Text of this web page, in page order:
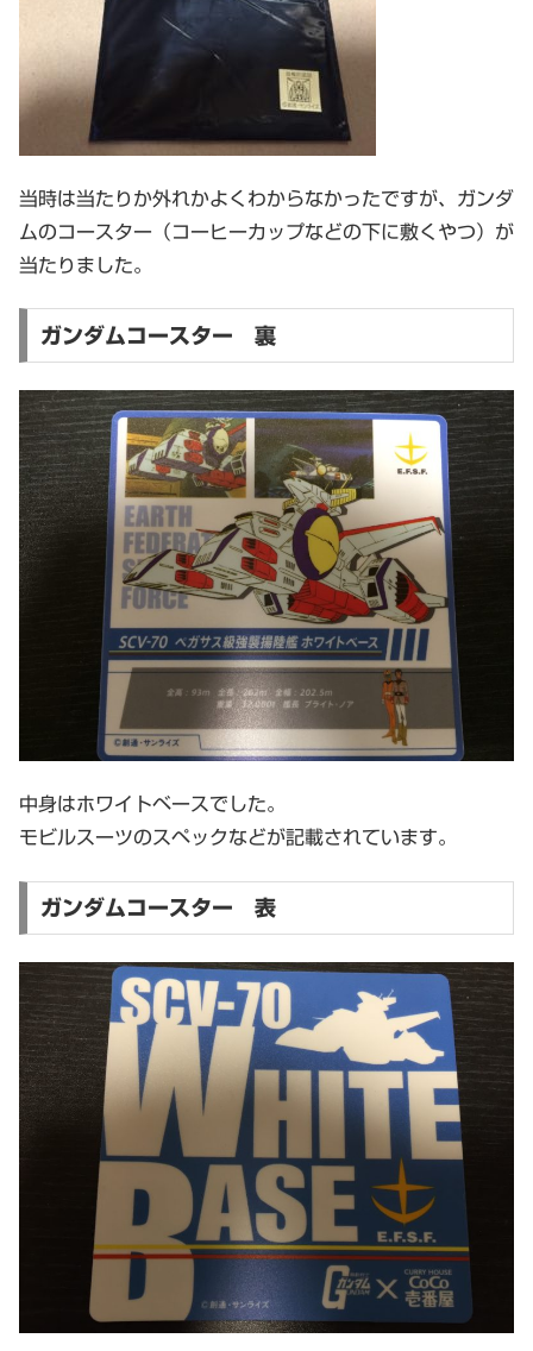
当時は当たりか外れかよくわからなかったですが、ガンダ
ムのコースター（コーヒーカップなどの下に敷くやつ）が
当たりました。
ガンダムコースター 裏
中身はホワイトベースでした。
モビルスーツのスペックなどが記載されています。
ガンダムコースター 表